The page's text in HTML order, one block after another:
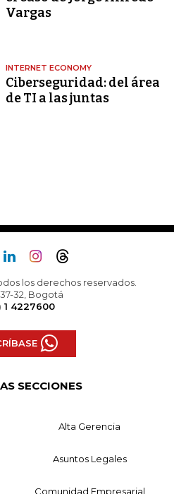
Vargas
INTERNET ECONOMY
Ciberseguridad: del área
de TI a las juntas
los derechos reservados.
37-32, Bogotá
1 4227600
SECCIONES
Alta Gerencia
Asuntos Legales
Comunidad Empresarial